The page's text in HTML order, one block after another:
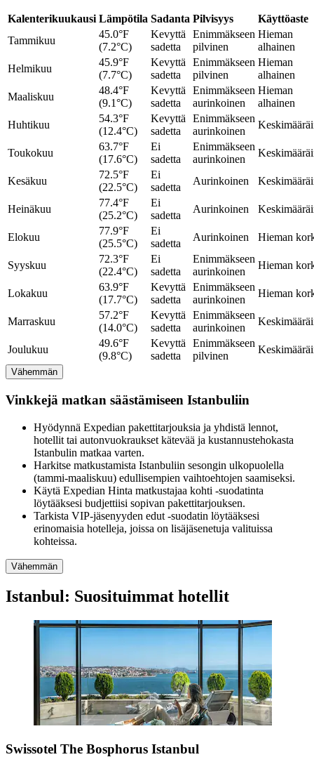
Kalenterikuukausi Lämpötila Sadanta Pilvisyys
Käyttöaste
Tammikuu
45.0°F
(7.2°C)
Kevyttä
sadetta
Enimmäkseen
pilvinen
Hieman
alhainen
Helmikuu
45.9°F
(7.7°C)
Kevyttä
sadetta
Enimmäkseen
pilvinen
Hieman
alhainen
Maaliskuu
48.4°F
(9.1°C)
Kevyttä
sadetta
Enimmäkseen
aurinkoinen
Hieman
alhainen
Huhtikuu
54.3°F
(12.4°C)
Kevyttä
sadetta
Enimmäkseen
aurinkoinen
Toukokuu
63.7°F
(17.6°C)
Ei
sadetta
Enimmäkseen
aurinkoinen
Kesäkuu
72.5°F
(22.5°C)
Ei
sadetta
Aurinkoinen
Heinäkuu
77.4°F
(25.2°C)
Ei
sadetta
Aurinkoinen
Elokuu
77.9°F
(25.5°C)
Ei
sadetta
Aurinkoinen Hieman
Syyskuu
72.3°F
(22.4°C)
Ei
sadetta
Enimmäkseen
aurinkoinen
Hieman
Lokakuu
63.9°F
(17.7°C)
Kevyttä
sadetta
Enimmäkseen
aurinkoinen
Hieman
Marraskuu
57.2°F
(14.0°C)
Kevyttä
sadetta
Enimmäkseen
aurinkoinen
Joulukuu
49.6°F
(9.8°C)
Kevyttä
sadetta
Enimmäkseen
pilvinen
Vähemmän
Vinkkejä matkan säästämiseen Istanbuliin
Hyödynnä Expedian pakettitarjouksia ja yhdistä lennot,
hotellit tai autonvuokraukset kätevää ja kustannustehokasta
Istanbulin matkaa varten.
Harkitse matkustamista Istanbuliin sesongin ulkopuolella
(tammi-maaliskuu) edullisempien vaihtoehtojen saamiseksi.
Käytä Expedian Hinta matkustajaa kohti -suodatinta
löytääksesi budjettiisi sopivan pakettitarjouksen.
Tarkista VIP-jäsenyyden edut -suodatin löytääksesi
erinomaisia hotelleja, joissa on lisäjäsenetuja valituissa
kohteissa.
Vähemmän
Istanbul: Suosituimmat hotellit
Swissotel The Bosphorus Istanbul